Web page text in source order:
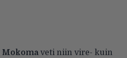
Mokomaveti niin vire- kuin